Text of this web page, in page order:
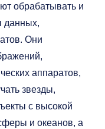
обрабатывать и
данных,
Они
аппаратов,
звезды,
с высокой
и океанов, а